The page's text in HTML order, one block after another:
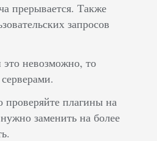
прерывается. Также
запросов
невозможно, то
проверяйте плагины на
заменить на более